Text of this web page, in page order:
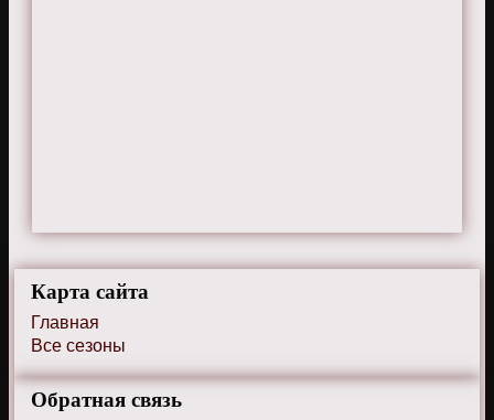
Карта сайта
Главная
Все сезоны
Обратная связь